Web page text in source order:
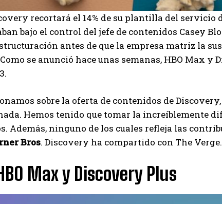
recortará el 14% de su plantilla del servicio
bajo el control del jefe de contenidos Casey
antes de que la empresa matriz la
se anunció hace unas semanas, HBO Max y
sobre la oferta de contenidos de
Hemos tenido que tomar la increíblemente
Además, ninguno de los cuales refleja las
Bros. Discovery ha compartido con The Verge.
Max y Discovery Plus